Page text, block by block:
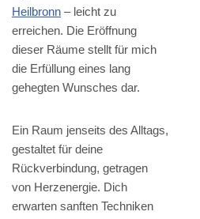
Heilbronn – leicht zu
erreichen. Die Eröffnung
dieser Räume stellt für mich
die Erfüllung eines lang
gehegten Wunsches dar.
Ein Raum jenseits des Alltags,
gestaltet für deine
Rückverbindung, getragen
von Herzenergie. Dich
erwarten sanften Techniken